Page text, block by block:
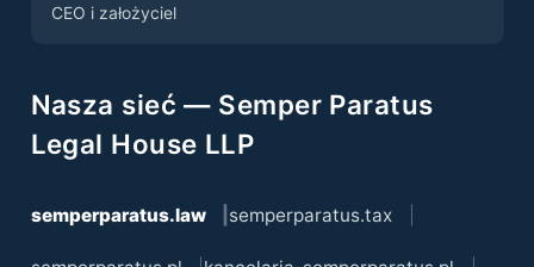
CEO i założyciel
Nasza sieć — Semper Paratus
Legal House LLP
semperparatus.law semperparatus.tax